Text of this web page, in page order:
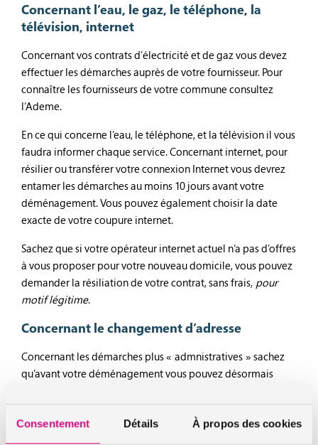
Consentement Détails À propos des cookies
Concernant l’eau, le gaz, le téléphone, la
télévision, internet
Concernant vos contrats d’électricité et de gaz vous devez
effectuer les démarches auprès de votre fournisseur. Pour
connaître les fournisseurs de votre commune consultez
l’Ademe.
En ce qui concerne l’eau, le téléphone, et la télévision il vous
faudra informer chaque service. Concernant internet, pour
résilier ou transférer votre connexion Internet vous devrez
entamer les démarches au moins 10 jours avant votre
déménagement. Vous pouvez également choisir la date
exacte de votre coupure internet.
Sachez que si votre opérateur internet actuel n’a pas d’offres
à vous proposer pour votre nouveau domicile, vous pouvez
demander la résiliation de votre contrat, sans frais, pour
motif légitime.
Concernant le changement d’adresse
Concernant les démarches plus « admnistratives » sachez
qu’avant votre déménagement vous pouvez désormais
ligne et en une seule et même déclaration. Sinon vous
devrez contacter chacun des services afin de leur indiquer